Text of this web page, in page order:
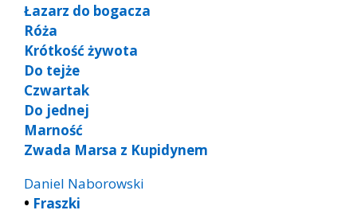
Łazarz do bogacza
Róża
Krótkość żywota
Do tejże
Czwartak
Do jednej
Marność
Zwada Marsa z Kupidynem
Daniel Naborowski
• Fraszki